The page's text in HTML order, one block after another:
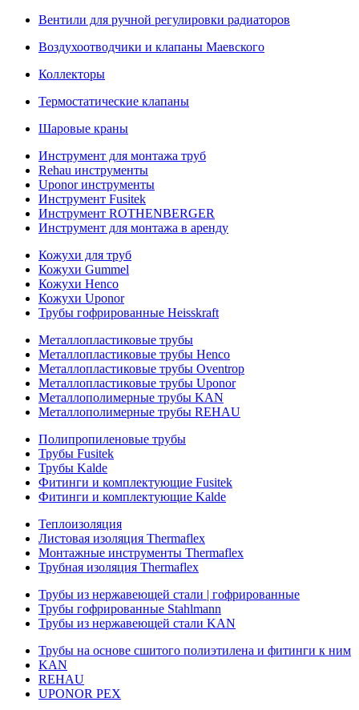
Вентили для ручной регулировки радиаторов
Воздухоотводчики и клапаны Маевского
Коллекторы
Термостатические клапаны
Шаровые краны
Инструмент для монтажа труб
Rehau инструменты
Uponor инструменты
Инструмент Fusitek
Инструмент ROTHENBERGER
Инструмент для монтажа в аренду
Кожухи для труб
Кожухи Gummel
Кожухи Henco
Кожухи Uponor
Трубы гофрированные Heisskraft
Металлопластиковые трубы
Металлопластиковые трубы Henco
Металлопластиковые трубы Oventrop
Металлопластиковые трубы Uponor
Металлополимерные трубы KAN
Металлополимерные трубы REHAU
Полипропиленовые трубы
Трубы Fusitek
Трубы Kalde
Фитинги и комплектующие Fusitek
Фитинги и комплектующие Kalde
Теплоизоляция
Листовая изоляция Thermaflex
Монтажные инструменты Thermaflex
Трубная изоляция Thermaflex
Трубы из нержавеющей стали | гофрированные
Трубы гофрированные Stahlmann
Трубы из нержавеющей стали KAN
Трубы на основе сшитого полиэтилена и фитинги к ним
KAN
REHAU
UPONOR PEX